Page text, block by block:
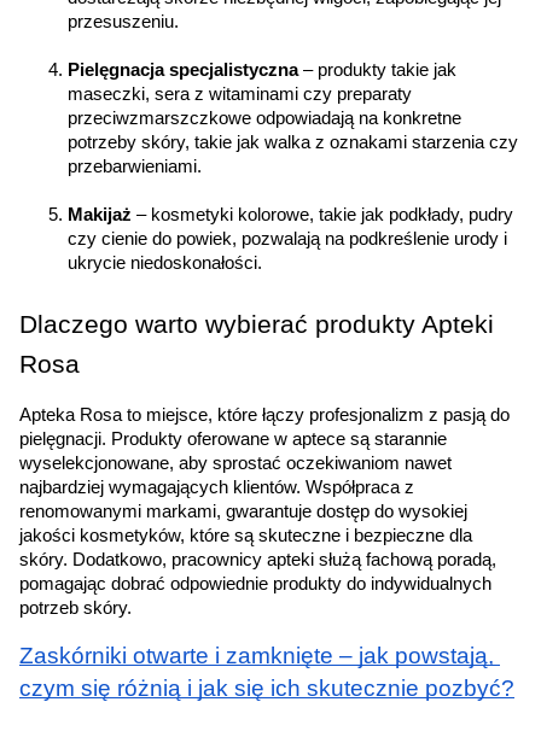
przesuszeniu.
Pielęgnacja specjalistyczna – produkty takie jak
maseczki, sera z witaminami czy preparaty
przeciwzmarszczkowe odpowiadają na konkretne
potrzeby skóry, takie jak walka z oznakami starzenia czy
przebarwieniami.
Makijaż – kosmetyki kolorowe, takie jak podkłady, pudry
czy cienie do powiek, pozwalają na podkreślenie urody i
ukrycie niedoskonałości.
Dlaczego warto wybierać produkty Apteki
Rosa
Apteka Rosa to miejsce, które łączy profesjonalizm z pasją do
pielęgnacji. Produkty oferowane w aptece są starannie
wyselekcjonowane, aby sprostać oczekiwaniom nawet
najbardziej wymagających klientów. Współpraca z
renomowanymi markami, gwarantuje dostęp do wysokiej
jakości kosmetyków, które są skuteczne i bezpieczne dla
skóry. Dodatkowo, pracownicy apteki służą fachową poradą,
pomagając dobrać odpowiednie produkty do indywidualnych
potrzeb skóry.
Zaskórniki otwarte i zamknięte – jak powstają,
czym się różnią i jak się ich skutecznie pozbyć?